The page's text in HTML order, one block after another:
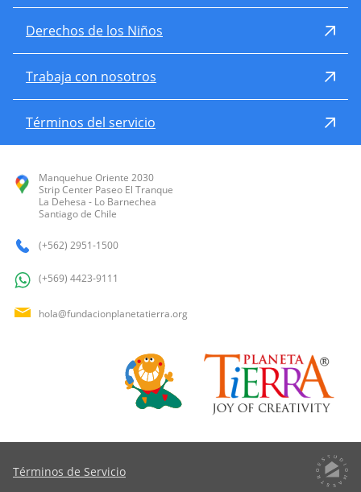
Derechos de los Niños
Trabaja con nosotros
Términos del servicio
Manquehue Oriente 2030
Strip Center Paseo El Tranque
La Dehesa - Lo Barnechea
Santiago de Chile
(+562) 2951-1500
(+569) 4423-9111
hola@fundacionplanetatierra.org
Términos de Servicio